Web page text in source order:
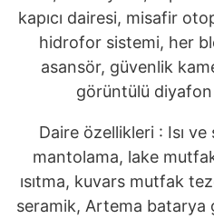
kapıcı dairesi, misafir
hidrofor sistemi, her
asansör, güvenlik
görüntülü diyafon
Daire özellikleri : Isı ve
mantolama, lake
ısıtma, kuvars mutfak
seramik, Artema batarya